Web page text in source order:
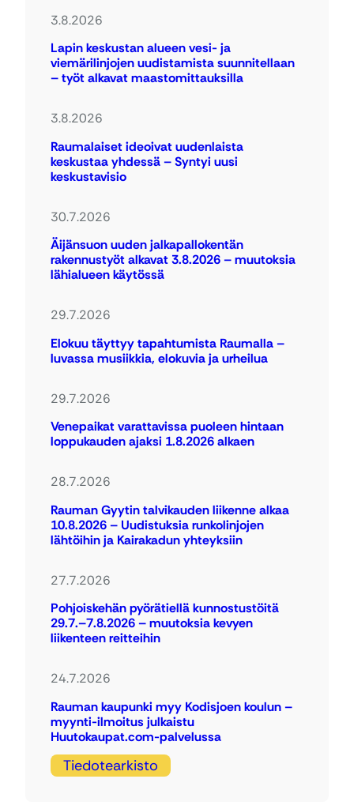
3.8.2026
Lapin keskustan alueen vesi- ja
viemärilinjojen uudistamista suunnitellaan
– työt alkavat maastomittauksilla
3.8.2026
Raumalaiset ideoivat uudenlaista
keskustaa yhdessä – Syntyi uusi
keskustavisio
30.7.2026
Äijänsuon uuden jalkapallokentän
rakennustyöt alkavat 3.8.2026 – muutoksia
lähialueen käytössä
29.7.2026
Elokuu täyttyy tapahtumista Raumalla –
luvassa musiikkia, elokuvia ja urheilua
29.7.2026
Venepaikat varattavissa puoleen hintaan
loppukauden ajaksi 1.8.2026 alkaen
28.7.2026
Rauman Gyytin talvikauden liikenne alkaa
10.8.2026 – Uudistuksia runkolinjojen
lähtöihin ja Kairakadun yhteyksiin
27.7.2026
Pohjoiskehän pyörätiellä kunnostustöitä
29.7.–7.8.2026 – muutoksia kevyen
liikenteen reitteihin
24.7.2026
Rauman kaupunki myy Kodisjoen koulun –
myynti-ilmoitus julkaistu
Huutokaupat.com-palvelussa
Tiedotearkisto